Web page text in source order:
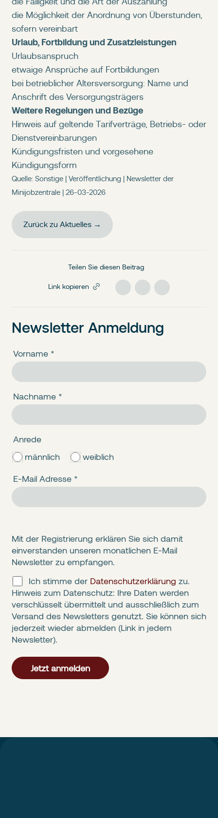
die Möglichkeit der Anordnung von Überstunden,
sofern vereinbart
Urlaub, Fortbildung und Zusatzleistungen
Urlaubsanspruch
etwaige Ansprüche auf Fortbildungen
bei betrieblicher Altersversorgung: Name und
Anschrift des Versorgungsträgers
Weitere Regelungen und Bezüge
Hinweis auf geltende Tarifverträge, Betriebs- oder
Dienstvereinbarungen
Kündigungsfristen und vorgesehene
Kündigungsform
Quelle: Sonstige | Veröffentlichung | Newsletter der
Minijobzentrale | 26-03-2026
Zurück zu Aktuelles →
Teilen Sie diesen Beitrag
Link kopieren
Newsletter Anmeldung